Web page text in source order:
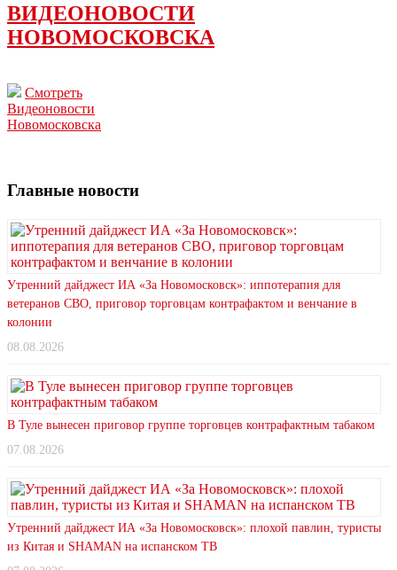
ВИДЕОНОВОСТИ
НОВОМОСКОВСКА
Смотреть
Видеоновости
Новомосковска
Главные новости
Утренний дайджест ИА «За Новомосковск»: иппотерапия для
ветеранов СВО, приговор торговцам контрафактом и венчание в
колонии
08.08.2026
В Туле вынесен приговор группе торговцев контрафактным табаком
07.08.2026
Утренний дайджест ИА «За Новомосковск»: плохой павлин, туристы
из Китая и SHAMAN на испанском ТВ